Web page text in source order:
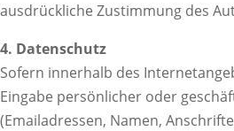
ausdrückliche Zustimmung des
4. Datenschutz
Sofern innerhalb des
Eingabe persönlicher oder
(Emailadressen, Namen,